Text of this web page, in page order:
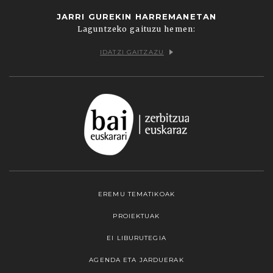
JARRI GUREKIN HARREMANETAN
Laguntzeko gaituzu hemen:
IDATZI GAITZAZU
EREMU TEMATIKOAK
PROIEKTUAK
EI LIBURUTEGIA
AGENDA ETA JARDUERAK